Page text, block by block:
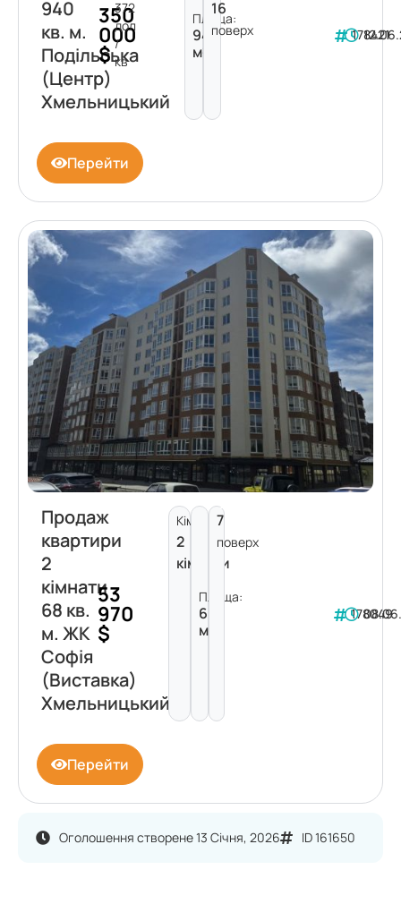
Оголошення створене 13 Січня, 2026 ID 161650
940
кв. м.
Подільська
(Центр)
Хмельницький
350
000
$
372
дол
/
кв
Площа:
940
м²
16
поверх 178421
Перейти
Продаж
квартири
2
кімнати
68 кв.
м. ЖК
Софія
(Виставка)
Хмельницький
53
970
$
Кімнат:
2
кімнати
Площа:
68
м²
7
поверх
178049
Перейти